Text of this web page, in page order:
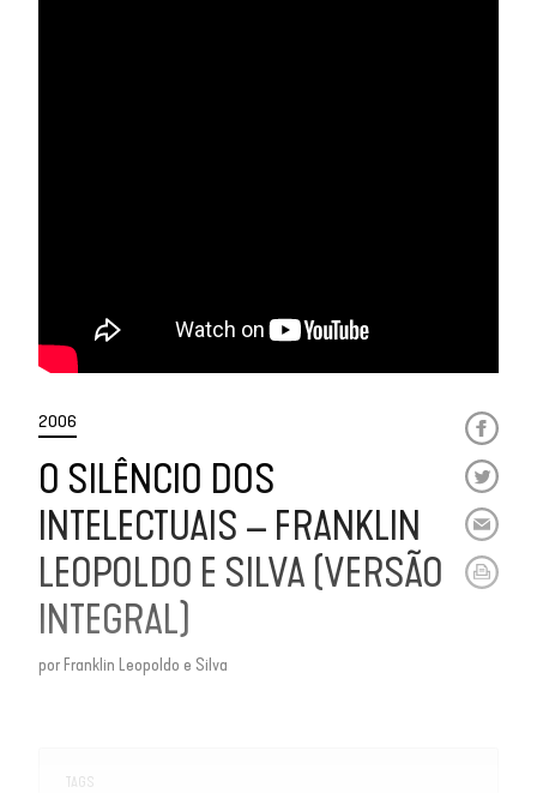
2006
O SILÊNCIO DOS
INTELECTUAIS – FRANKLIN
LEOPOLDO E SILVA (VERSÃO
INTEGRAL)
por Franklin Leopoldo e Silva
TAGS